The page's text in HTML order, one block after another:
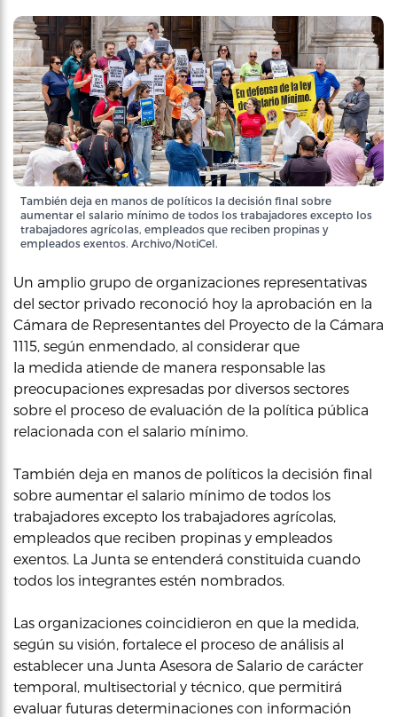
También deja en manos de políticos la decisión final sobre
aumentar el salario mínimo de todos los trabajadores excepto los
trabajadores agrícolas, empleados que reciben propinas y
empleados exentos. Archivo/NotiCel.
Un amplio grupo de organizaciones representativas
del sector privado reconoció hoy la aprobación en la
Cámara de Representantes del Proyecto de la Cámara
1115, según enmendado, al considerar que
la medida atiende de manera responsable las
preocupaciones expresadas por diversos sectores
sobre el proceso de evaluación de la política pública
relacionada con el salario mínimo.
También deja en manos de políticos la decisión final
sobre aumentar el salario mínimo de todos los
trabajadores excepto los trabajadores agrícolas,
empleados que reciben propinas y empleados
exentos. La Junta se entenderá constituida cuando
todos los integrantes estén nombrados.
Las organizaciones coincidieron en que la medida,
según su visión, fortalece el proceso de análisis al
establecer una Junta Asesora de Salario de carácter
temporal, multisectorial y técnico, que permitirá
evaluar futuras determinaciones con información